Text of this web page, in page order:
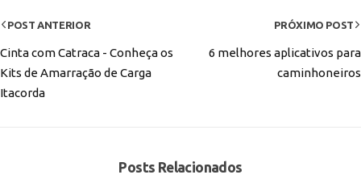
POST ANTERIOR
Cinta com Catraca - Conheça os
Kits de Amarração de Carga
Itacorda
PRÓXIMO POST
6 melhores aplicativos para
caminhoneiros
Posts Relacionados